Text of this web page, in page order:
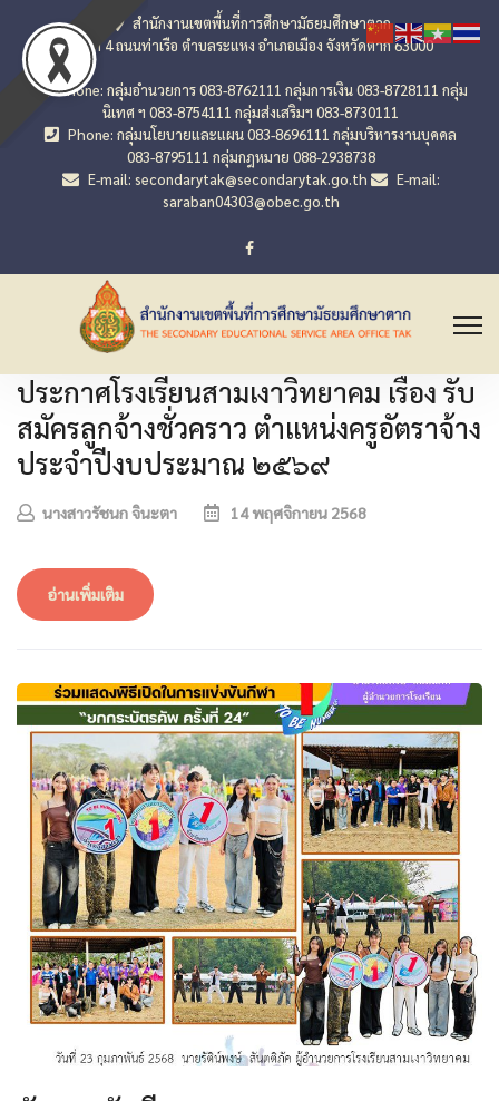
สำนักงานเขตพื้นที่การศึกษามัธยมศึกษาตาก
เลขที่ 4 ถนนท่าเรือ ตำบลระแหง อำเภอเมือง จังหวัดตาก 63000
Phone: กลุ่มอำนวยการ 083-8762111 กลุ่มการเงิน 083-8728111 กลุ่ม
นิเทศ ฯ 083-8754111 กลุ่มส่งเสริมฯ 083-8730111
Phone: กลุ่มนโยบายและแผน 083-8696111 กลุ่มบริหารงานบุคคล
083-8795111 กลุ่มกฎหมาย 088-2938738
E-mail: secondarytak@secondarytak.go.th
E-mail:
saraban04303@obec.go.th
ประกาศโรงเรียนสามเงาวิทยาคม เรื่อง รับ
สมัครลูกจ้างชั่วคราว ตําแหน่งครูอัตราจ้าง
ประจําปีงบประมาณ ๒๕๖๙
นางสาวรัชนก จินะตา 14 พฤศจิกายน 2568
อ่านเพิ่มเติม